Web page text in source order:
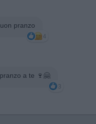
pranzo
4
a te 🍷🤗
3